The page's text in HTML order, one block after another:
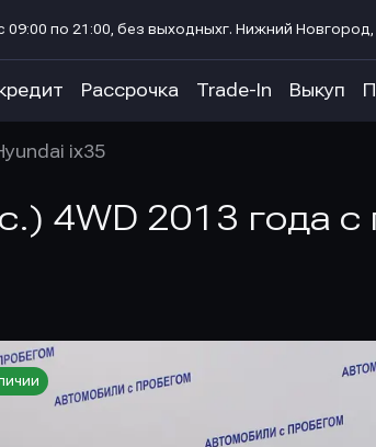
09:00 по 21:00, без выходныхг. Нижний Новгород,
Рассрочка Trade-In Выкуп
ix35
4WD 2013 года